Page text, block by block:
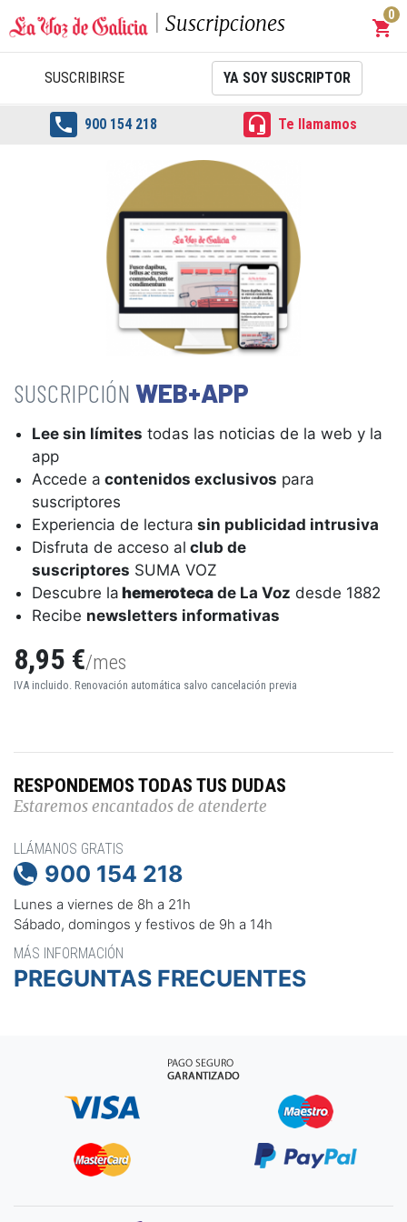
Suscripciones shopping_cart
0
SUSCRIBIRSE YA SOY SUSCRIPTOR
 900 154 218  Te llamamos
WEB+APP
Lee sin límites todas las noticias de la web y la
app
Accede a contenidos exclusivos para
suscriptores
Experiencia de lectura sin publicidad intrusiva
Disfruta de acceso al club de
suscriptores SUMA VOZ
Descubre la hemeroteca de La Voz desde 1882
Recibe newsletters informativas
8,95 €/mes
IVA incluido. Renovación automática salvo cancelación previa
RESPONDEMOS TODAS TUS DUDAS
Estaremos encantados de atenderte
LLÁMANOS GRATIS
 900 154 218
Lunes a viernes de 8h a 21h
Sábado, domingos y festivos de 9h a 14h
MÁS INFORMACIÓN
PREGUNTAS FRECUENTES